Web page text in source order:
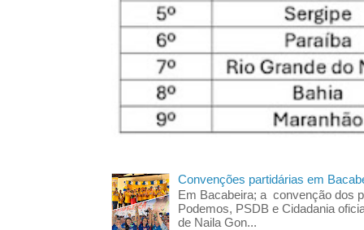
Convenções partidárias em
Em Bacabeira; a convenção dos
Podemos, PSDB e Cidadania
de Naila Gon...